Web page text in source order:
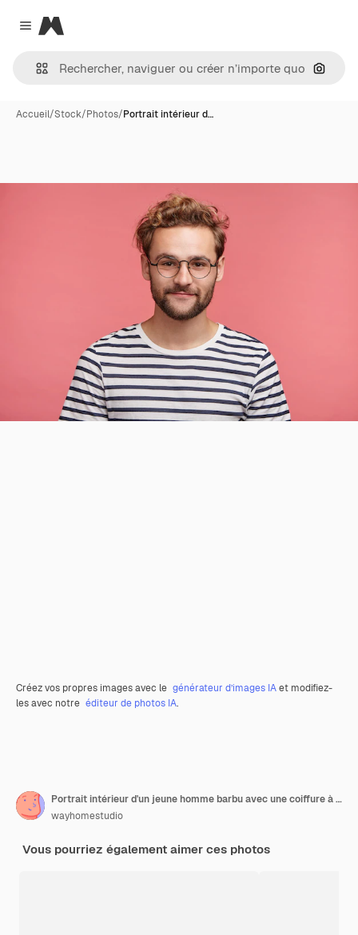
Close menu
Magnific
Accueil/Stock/Photos/Portrait intérieur d…
Créez vos propres images avec le générateur d’images IAet modifiez-
les avec notre éditeur de photos IA.
Portrait intérieur d'un jeune homme barbu avec une coiffure à la mode
wayhomestudio
Vous pourriez également aimer ces photos